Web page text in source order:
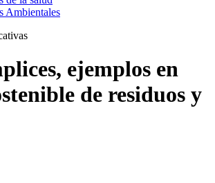
Ambientales
, ejemplos en
de residuos y